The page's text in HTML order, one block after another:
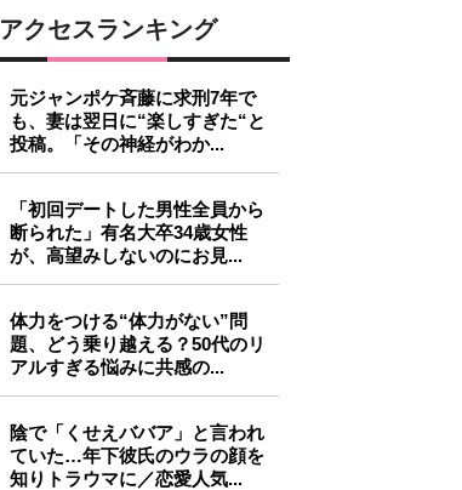
アクセスランキング
元ジャンポケ斉藤に求刑7年で
も、妻は翌日に“楽しすぎた“と
投稿。「その神経がわか...
「初回デートした男性全員から
断られた」有名大卒34歳女性
が、高望みしないのにお見...
体力をつける“体力がない”問
題、どう乗り越える？50代のリ
アルすぎる悩みに共感の...
陰で「くせえババア」と言われ
ていた…年下彼氏のウラの顔を
知りトラウマに／恋愛人気...